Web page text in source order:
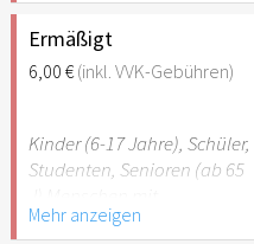
Ermäßigt
6,00 €(inkl. VVK-Gebühren)
Kinder (6-17 Jahre), Schüler,
Studenten, Senioren (ab 65
Behinderung (ab 50%),
Mehr anzeigen